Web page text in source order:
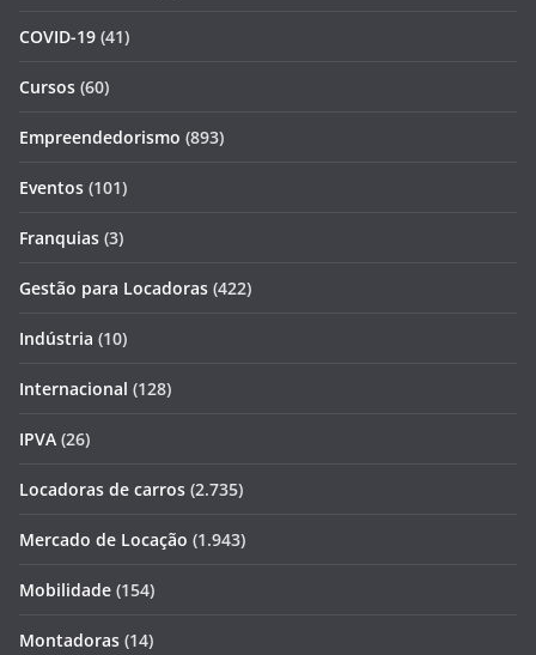
COVID-19 (41)
Cursos (60)
Empreendedorismo (893)
Eventos (101)
Franquias (3)
Gestão para Locadoras (422)
Indústria (10)
Internacional (128)
IPVA (26)
Locadoras de carros (2.735)
Mercado de Locação (1.943)
Mobilidade (154)
Montadoras (14)